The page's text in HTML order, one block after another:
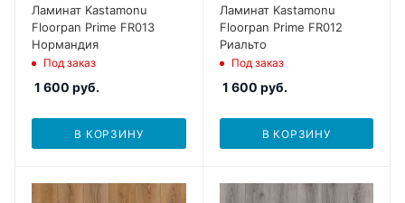
Ламинат Kastamonu
Floorpan Prime FR013
Нормандия
Под заказ
1 600 руб.
В КОРЗИНУ
Ламинат Kastamonu
Floorpan Prime FR012
Риальто
Под заказ
1 600 руб.
В КОРЗИНУ